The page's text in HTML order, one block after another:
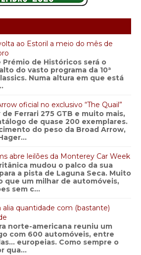
ao Estoril a meio do mês de
Prémio de Históricos será o
do vasto programa da 10ª
Numa altura em que está
oficial no exclusivo “The Quail”
de Ferrari 275 GTB e muito mais,
de quase 200 exemplares.
do peso da Broad Arrow,
abre leilões da Monterey Car Week
mudou o palco da sua
a pista de Laguna Seca. Muito
que um milhar de automóveis,
sem c...
alia quantidade com (bastante)
norte-americana reuniu um
com 600 automóveis, entre
europeias. Como sempre o
qua...